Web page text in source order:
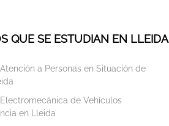
QUE SE ESTUDIAN EN LLEIDA
a Personas en Situación de
de Vehículos
en Lleida